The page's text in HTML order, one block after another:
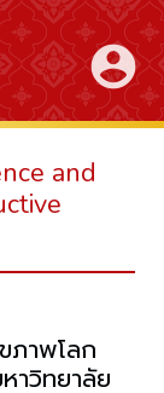
account_circle
and
ภาพโลก
าวิทยาลัย